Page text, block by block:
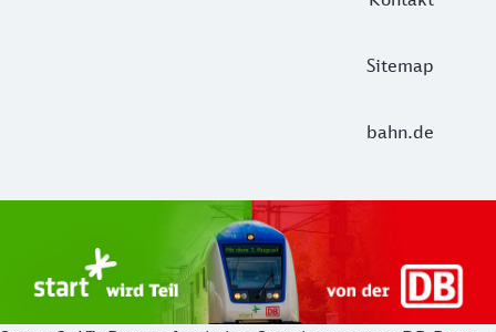
Sitemap
bahn.de
Start Unterelbe und Start
Ab August 2026 ist Start Teil der DB Regio. Ziel ist ein